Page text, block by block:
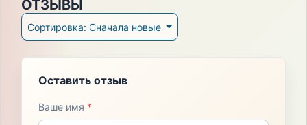
ОТЗЫВЫ
Сортировка: Сначала новые
Оставить отзыв
Ваше имя *